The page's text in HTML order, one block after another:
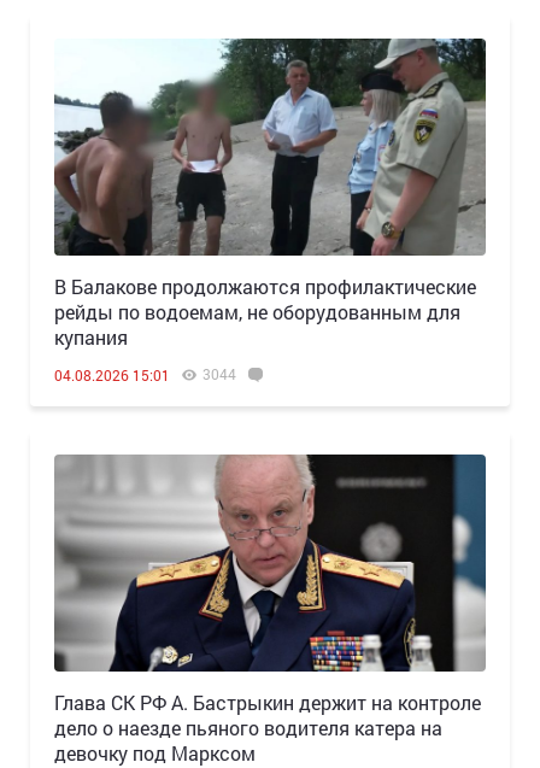
В Балакове продолжаются профилактические
рейды по водоемам, не оборудованным для
купания
04.08.2026 15:01 3044
Глава СК РФ А. Бастрыкин держит на контроле
дело о наезде пьяного водителя катера на
девочку под Марксом